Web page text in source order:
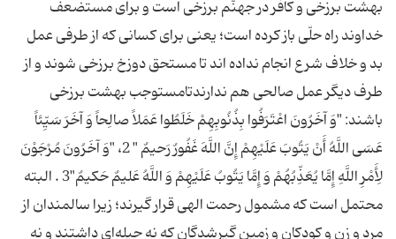
بهشت برزخی و كافر در جهنّم برزخی است و برای مستضعف
خداوند راه حلّی باز كرده است؛ یعنی برای كسانی كه از طرفی عمل
بد و خلاف شرع انجام نداده اند تا مستحق دوزخ برزخی شوند و از
طرف دیگر عمل صالحی هم ندارندتامستوجب بهشت برزخی
باشند: "وَ آخَرُونَ اعْتَرَفُوا بِذُنُوبِهِمْ خَلَطُوا عَمَلاً صالِحاً وَ آخَرَ سَیِّئاً
عَسَى اللَّهُ أَنْ یَتُوبَ عَلَیْهِمْ إِنَّ اللَّهَ غَفُورٌ رَحیمٌ " 2، "وَ آخَرُونَ مُرْجَوْنَ
لِأَمْرِ اللَّهِ إِمَّا یُعَذِّبُهُمْ وَ إِمَّا یَتُوبُ عَلَیْهِمْ وَ اللَّهُ عَلیمٌ حَكیمٌ"3 . البته
محتمل است كه مشمول رحمت الهی قرار گیرند؛ زیرا سالمندان از
مرد و زن و كودكان و زمین گیرشدگان كه نه حیله‌ای داشتند و نه